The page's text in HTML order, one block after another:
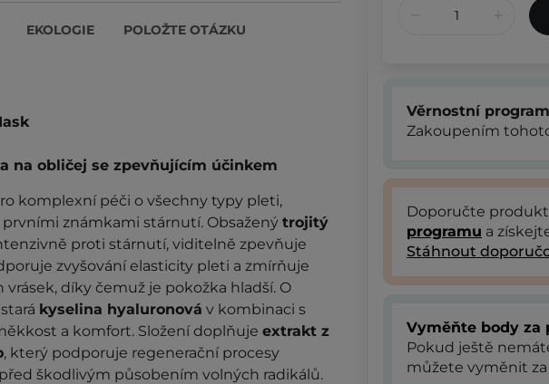
EKOLOGIE POLOŽTE OTÁZKU
na obličej se zpevňujícím účinkem
komplexní péči o všechny typy pleti,
známkami stárnutí. Obsažený trojitý
proti stárnutí, viditelně zpevňuje
zvyšování elasticity pleti a zmírňuje
díky čemuž je pokožka hladší. O
kyselina hyaluronová v kombinaci s
a komfort. Složení doplňuje extrakt z
, který podporuje regenerační procesy
škodlivým působením volných radikálů.
Věrnostní program
Zakoupením
Doporučte
programu a
Stáhnout
Vyměňte body za
Pokud ještě
můžete vyměnit